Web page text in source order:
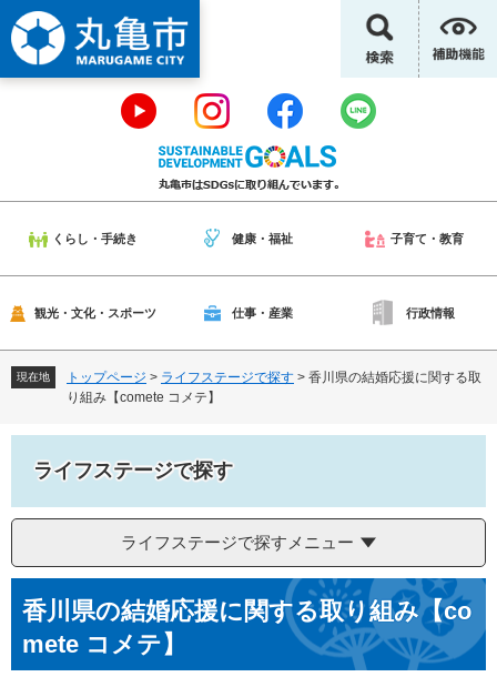
ー
ジ
の
。
ニ
ュ
ー
て
くらし・手続き 健康・福祉 子育て・教育
観光・文化・スポーツ 仕事・産業 行政情報
現在地 トップページ > ライフステージで探す > 香川県の結婚応援に関する取
り組み【comete コメテ】
ライフステージで探す
ライフステージで探すメニュー
文香川県の結婚応援に関する取り組み【co
mete コメテ】